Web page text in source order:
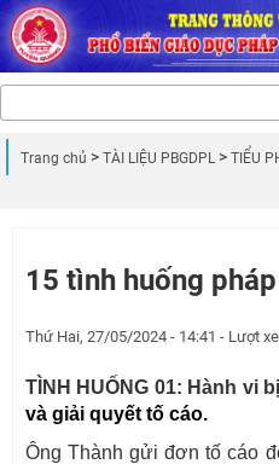
Trang chủ TÀI LIỆU PBGDPL TIỂU
15 tình huống
Thứ Hai, 27/05/2024 - 14:41 - Lượt
TÌNH HUỐNG 01: Hành vi
và giải quyết tố cáo.
Ông Thành gửi đơn tố cáo